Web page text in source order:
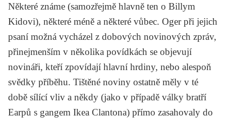
Některé známe (samozřejmě hlavně ten o Billym
Kidovi), některé méně a některé vůbec. Oger při jejich
psaní možná vycházel z dobových novinových zpráv,
přinejmenším v několika povídkách se objevují
novináři, kteří zpovídají hlavní hrdiny, nebo alespoň
svědky příběhu. Tištěné noviny ostatně měly v té
době sílící vliv a někdy (jako v případě války bratří
Earpů s gangem Ikea Clantona) přímo zasahovaly do